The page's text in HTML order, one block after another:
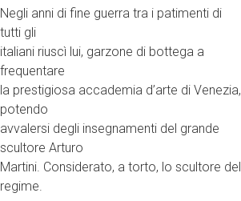
Negli anni di fine guerra tra i patimenti di
tutti gli
italiani riuscì lui, garzone di bottega a
frequentare
la prestigiosa accademia d’arte di Venezia,
potendo
avvalersi degli insegnamenti del grande
scultore Arturo
Martini. Considerato, a torto, lo scultore del
regime.